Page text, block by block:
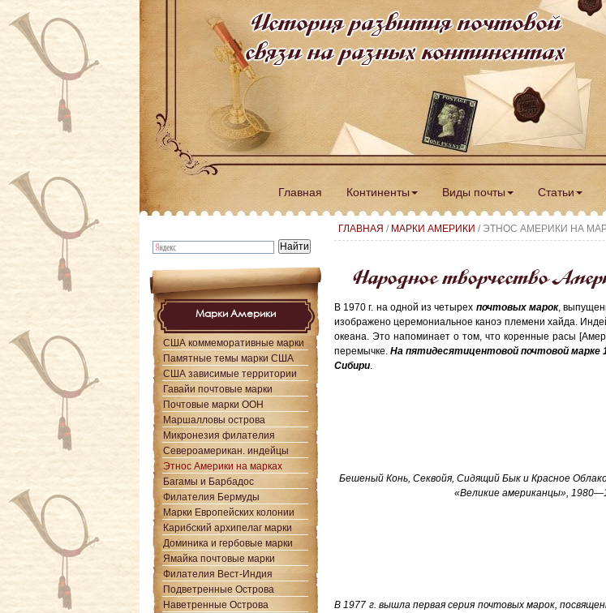
История развития почтовой
связи на разных континентах
Главная Континенты Виды почты Статьи
ГЛАВНАЯ / МАРКИ АМЕРИКИ / ЭТНОС АМЕРИКИ НА
Народное творчество
В 1970 г. на одной из четырех почтовых марок,
изображено церемониальное каноэ племени хайда.
океана. Это напоминает о том, что коренные расы
перемычке. На пятидесятицентовой почтовой марке
Сибири.
Бешеный Конь, Секвойя, Сидящий Бык и Красное
«Великие американцы»,
В 1977 г. вышла первая серия почтовых марок,
Марки Америки
США коммеморативные марки
Памятные темы марки США
США зависимые территории
Гавайи почтовые марки
Почтовые марки ООН
Маршалловы острова
Микронезия филателия
Североамерикан. индейцы
Этнос Америки на марках
Багамы и Барбадос
Филателия Бермуды
Марки Европейских колонии
Карибский архипелаг марки
Доминика и гербовые марки
Ямайка почтовые марки
Филателия Вест-Индия
Подветренные Острова
Наветренные Острова